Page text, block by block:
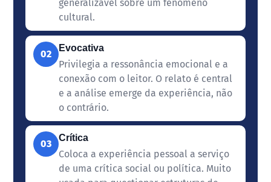
generalizável sobre um fenômeno
cultural.
02
Evocativa
Privilegia a ressonância emocional e a
conexão com o leitor. O relato é central
e a análise emerge da experiência, não
o contrário.
03
Crítica
Coloca a experiência pessoal a serviço
de uma crítica social ou política. Muito